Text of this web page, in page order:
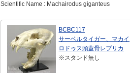
Scientific Name : Machairodus giganteus
BCBC117
サーベルタイガー、マカイ
ロドゥス頭蓋骨レプリカ
※スタンド無し